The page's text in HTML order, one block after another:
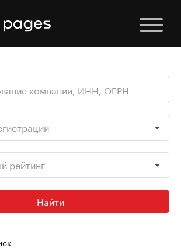
рейтинг
Найти